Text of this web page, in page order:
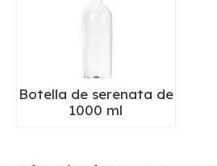
Botella de serenata de
1000 ml